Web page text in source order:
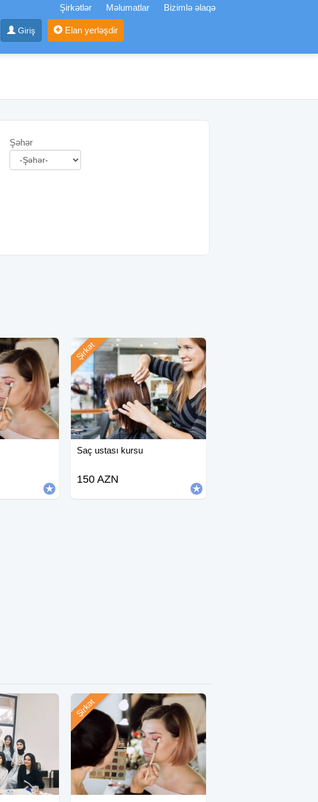
Şirkətlər Məlumatlar Bizimlə əlaqə
Giriş Elan yerləşdir
Şəhər
Saç ustası kursu
Şirkət
150 AZN
Şirkət